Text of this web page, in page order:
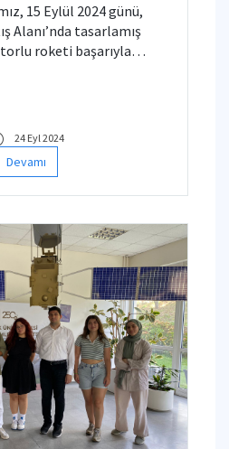
15 Eylül 2024 günü,
Alanı’nda tasarlamış
roketi başarıyla
24 Eyl 2024
Devamı